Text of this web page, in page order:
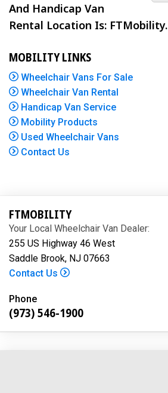
And Handicap Van
Rental Location Is: FTMobility.
MOBILITY LINKS
Wheelchair Vans For Sale
Wheelchair Van Rental
Handicap Van Service
Mobility Products
Used Wheelchair Vans
Contact Us
FTMOBILITY
Your Local Wheelchair Van Dealer:
255 US Highway 46 West
Saddle Brook, NJ 07663
Contact Us
Phone
(973) 546-1900